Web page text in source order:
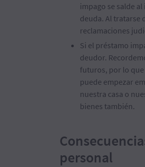
impago se salde
deuda. Al tratarse
reclamaciones
Si el préstamo
deudor.
futuros, por lo
puede empezar
nuestra casa o
bienes también.
personal